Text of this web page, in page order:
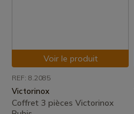
Voir le produit
REF: 8.2085
Victorinox
Coffret 3 pièces Victorinox